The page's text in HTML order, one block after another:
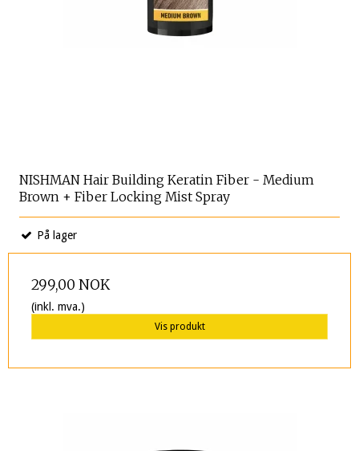
NISHMAN Hair Building Keratin Fiber - Medium
Brown + Fiber Locking Mist Spray
På lager
299,00 NOK
(inkl. mva.)
Vis produkt